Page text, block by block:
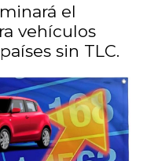
el
vehículos
sin TLC.